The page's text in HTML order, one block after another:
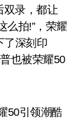
双录，都让
么拍!”，荣耀
了深刻印
也被荣耀50